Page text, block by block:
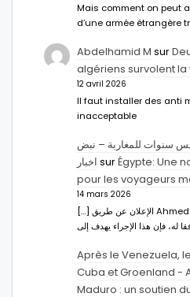
Mais comment on peut
d’une armée étrangère
Abdelhamid M sur
algériens survolent
12 avril 2026
Il faut installer des anti
inacceptable
سنوات للمغاربة – نبض
اخبار surÉgypte: Une
pour les voyageurs
14 mars 2026
[…] الإعلان عن طريق Ahmed Abdel-Latifسفير مصر بالرباط.
Après le Venezuela,
Cuba et Groenland -
Maduro : un soutien